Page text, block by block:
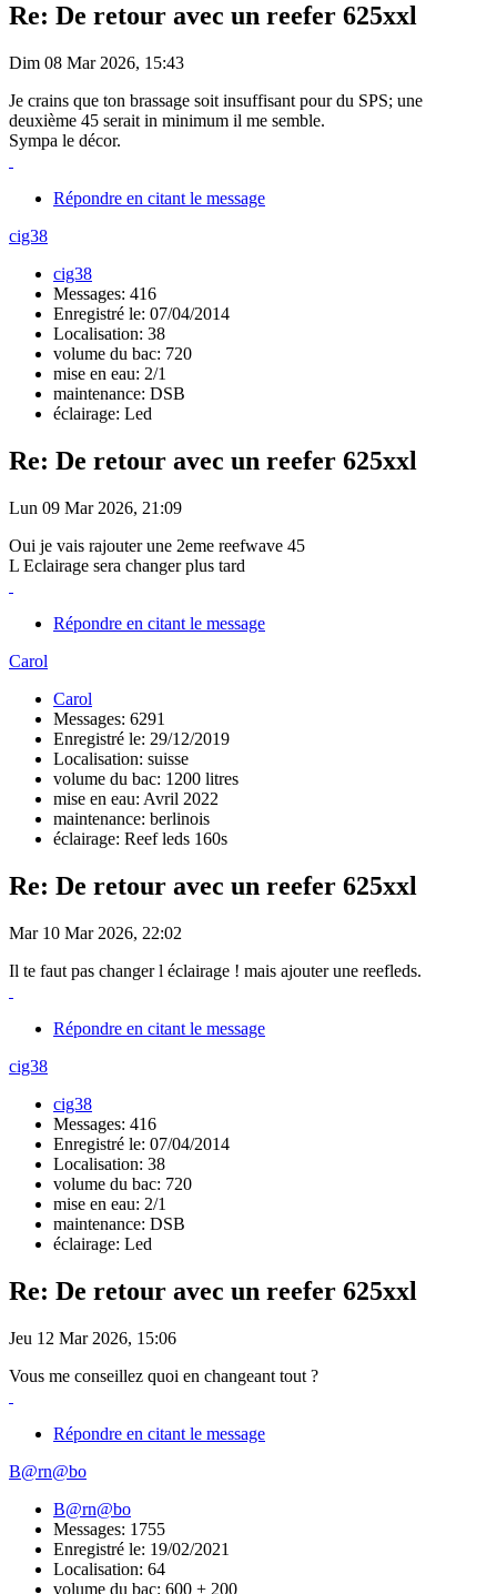
Re: De retour avec un reefer 625xxl
Dim 08 Mar 2026, 15:43
Je crains que ton brassage soit insuffisant pour du SPS; une
deuxième 45 serait in minimum il me semble.
Sympa le décor.
Répondre en citant le message
cig38
cig38
Messages: 416
Enregistré le: 07/04/2014
Localisation: 38
volume du bac: 720
mise en eau: 2/1
maintenance: DSB
éclairage: Led
Re: De retour avec un reefer 625xxl
Lun 09 Mar 2026, 21:09
Oui je vais rajouter une 2eme reefwave 45
L Eclairage sera changer plus tard
Répondre en citant le message
Carol
Carol
Messages: 6291
Enregistré le: 29/12/2019
Localisation: suisse
volume du bac: 1200 litres
mise en eau: Avril 2022
maintenance: berlinois
éclairage: Reef leds 160s
Re: De retour avec un reefer 625xxl
Mar 10 Mar 2026, 22:02
Il te faut pas changer l éclairage ! mais ajouter une reefleds.
Répondre en citant le message
cig38
cig38
Messages: 416
Enregistré le: 07/04/2014
Localisation: 38
volume du bac: 720
mise en eau: 2/1
maintenance: DSB
éclairage: Led
Re: De retour avec un reefer 625xxl
Jeu 12 Mar 2026, 15:06
Vous me conseillez quoi en changeant tout ?
Répondre en citant le message
B@rn@bo
B@rn@bo
Messages: 1755
Enregistré le: 19/02/2021
Localisation: 64
volume du bac: 600 + 200